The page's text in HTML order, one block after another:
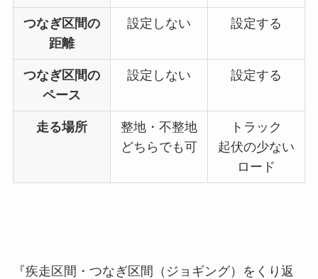
つなぎ区間の
距離
設定しない 設定する
つなぎ区間の
ペース
設定しない 設定する
走る場所
整地・不整地
どちらでも可
トラック
起伏の少ない
ロード
『疾走区間・つなぎ区間（ジョギング）をくり返